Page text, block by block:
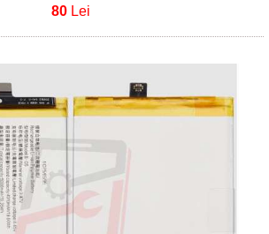
80 Lei